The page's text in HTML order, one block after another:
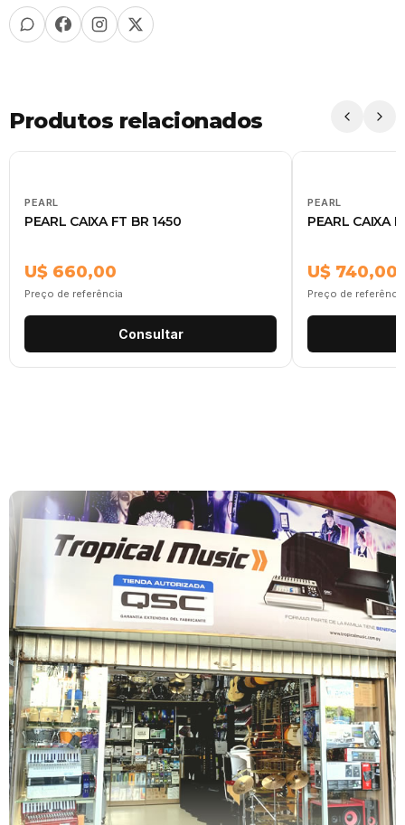
Produtos relacionados
PEARL
PEARL CAIXA FT BR 1450
U$ 660,00
Preço de referência
Consultar
PEARL
PEARL CAIXA
U$ 740,00
Preço de referência